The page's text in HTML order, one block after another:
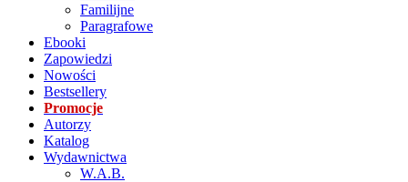
Familijne
Paragrafowe
Ebooki
Zapowiedzi
Nowości
Bestsellery
Promocje
Autorzy
Katalog
Wydawnictwa
W.A.B.